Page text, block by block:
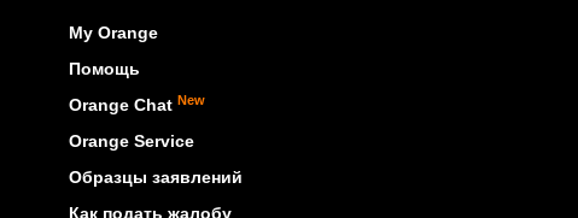
My Orange
Помощь
Orange Chat New
Orange Service
Образцы заявлений
Как подать жалобу